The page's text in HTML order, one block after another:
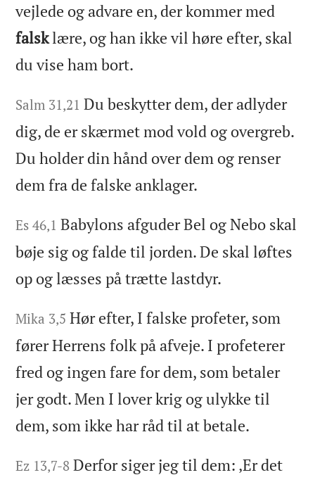
vejlede og advare en, der kommer med
falsklære, og han ikke vil høre efter, skal
du vise ham bort.
Salm 31,21 Du beskytter dem, der adlyder
dig, de er skærmet mod vold og overgreb.
Du holder din hånd over dem og renser
dem fra de falske anklager.
Es 46,1 Babylons afguder Bel og Nebo skal
bøje sig og falde til jorden. De skal løftes
op og læsses på trætte lastdyr.
Mika 3,5 Hør efter, I falske profeter, som
fører Herrens folk på afveje. I profeterer
fred og ingen fare for dem, som betaler
jer godt. Men I lover krig og ulykke til
dem, som ikke har råd til at betale.
Ez 13,7-8 Derfor siger jeg til dem: ‚Er det